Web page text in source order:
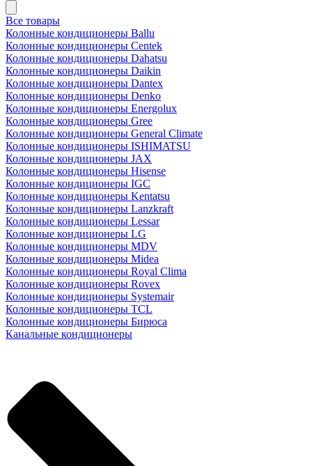
Все товары
Колонные кондиционеры Ballu
Колонные кондиционеры Centek
Колонные кондиционеры Dahatsu
Колонные кондиционеры Daikin
Колонные кондиционеры Dantex
Колонные кондиционеры Denko
Колонные кондиционеры Energolux
Колонные кондиционеры Gree
Колонные кондиционеры General Climate
Колонные кондиционеры ISHIMATSU
Колонные кондиционеры JAX
Колонные кондиционеры Hisense
Колонные кондиционеры IGC
Колонные кондиционеры Kentatsu
Колонные кондиционеры Lanzkraft
Колонные кондиционеры Lessar
Колонные кондиционеры LG
Колонные кондиционеры MDV
Колонные кондиционеры Midea
Колонные кондиционеры Royal Clima
Колонные кондиционеры Rovex
Колонные кондиционеры Systemair
Колонные кондиционеры TCL
Колонные кондиционеры Бирюса
Канальные кондиционеры